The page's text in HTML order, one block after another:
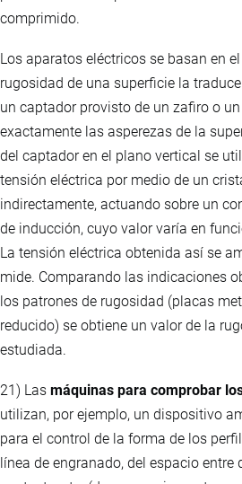
comprimido.
Los aparatos eléctricos se basan en
rugosidad de una superficie la
un captador provisto de un zafiro o
exactamente las asperezas de la
del captador en el plano vertical se
tensión eléctrica por medio de un
indirectamente, actuando sobre un
de inducción, cuyo valor varía en
La tensión eléctrica obtenida así se
mide. Comparando las indicaciones
los patrones de rugosidad (placas
reducido) se obtiene un valor de la
estudiada.
21) Las máquinas para comprobar
utilizan, por ejemplo, un dispositivo
para el control de la forma de los
línea de engranado, del espacio entre